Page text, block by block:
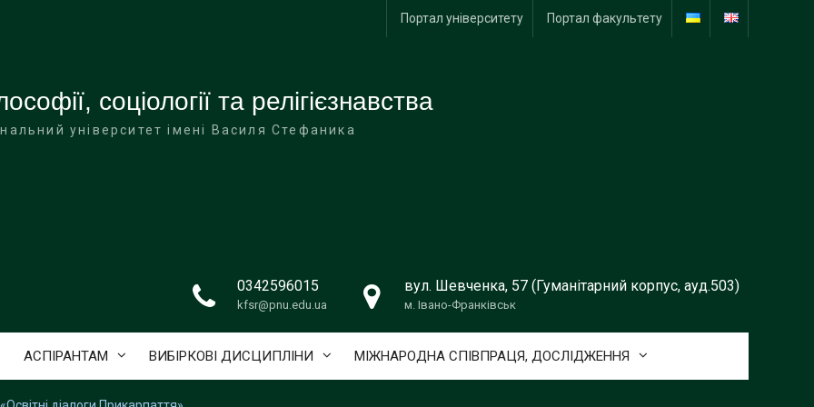
Портал університету Портал факультету
соціології та релігієзнавства
університет імені Василя Стефаника
0342596015
kfsr@pnu.edu.ua
вул. Шевченка, 57 (Гуманітарний корпус, ауд.503)
м. Івано-Франківськ
АСПІРАНТАМ ВИБІРКОВІ ДИСЦИПЛІНИ МІЖНАРОДНА СПІВПРАЦЯ, ДОСЛІДЖЕННЯ